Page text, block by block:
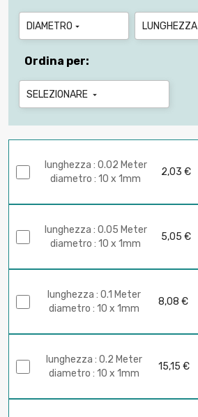
DIAMETRO  LUNGHEZZA
Ordina per:
SELEZIONARE 
lunghezza : 0.02 Meter
diametro : 10 x 1mm
2,03 €
lunghezza : 0.05 Meter
diametro : 10 x 1mm
5,05 €
lunghezza : 0.1 Meter
diametro : 10 x 1mm
8,08 €
lunghezza : 0.2 Meter
diametro : 10 x 1mm
15,15 €